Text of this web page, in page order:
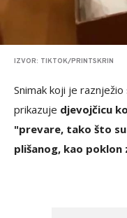
IZVOR: TIKTOK/PRINTSKRIN
Snimak koji je
prikazuje djevojčicu
"prevare, tako što
plišanog, kao poklon